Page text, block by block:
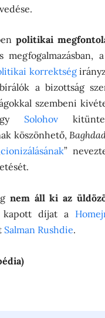
politikai
megfogalmazásban,
korrektség
a bizottság
szembeni
Solohov
köszönhető,
cionizálásának”
nem áll ki az
kapott díjat a
Salman Rushdie.